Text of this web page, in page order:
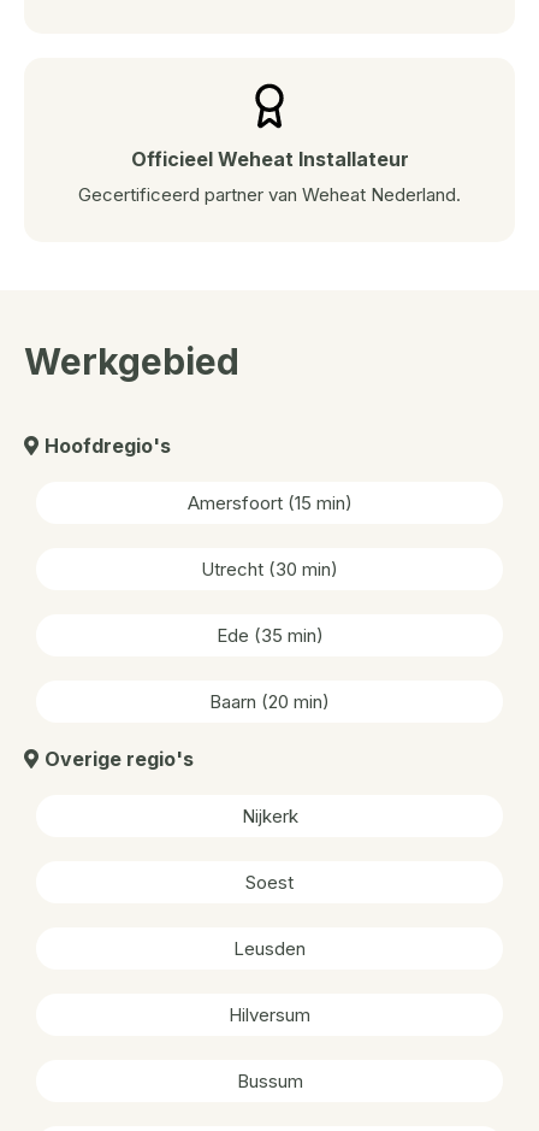
Officieel Weheat Installateur
Gecertificeerd partner van Weheat Nederland.
Werkgebied
Hoofdregio's
Amersfoort (15 min)
Utrecht (30 min)
Ede (35 min)
Baarn (20 min)
Overige regio's
Nijkerk
Soest
Leusden
Hilversum
Bussum